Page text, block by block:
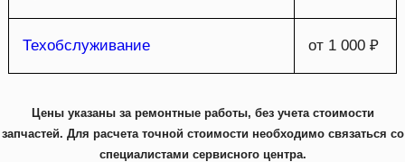
Техобслуживание от 1 000 ₽
Цены указаны за ремонтные работы, без учета стоимости
запчастей. Для расчета точной стоимости необходимо связаться со
специалистами сервисного центра.